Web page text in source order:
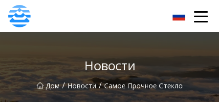
Новости
Дом / Новости / Самое Прочное Стекло